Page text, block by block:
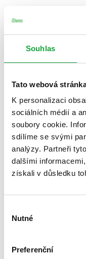
Souhlas
Tato webová
K personalizaci
sociálních médií a
soubory cookie.
sdílíme se svými
analýzy. Partneři
dalšími
získali v důsledku
souhlasu
Nutné
Preferenční